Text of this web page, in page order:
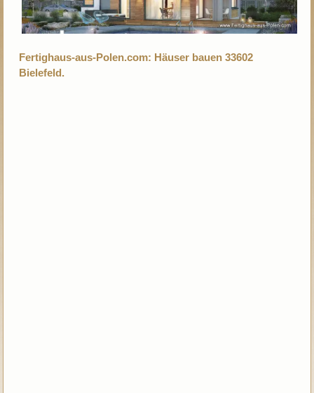
Fertighaus-aus-Polen.com: Häuser bauen 33602
Bielefeld.